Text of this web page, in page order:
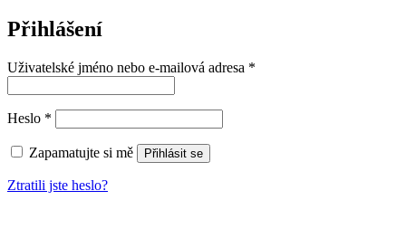
Přihlášení
Uživatelské jméno nebo e-mailová adresa *
Heslo *
Zapamatujte si mě Přihlásit se
Ztratili jste heslo?